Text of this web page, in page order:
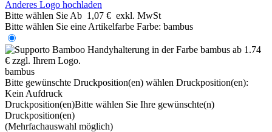
Anderes Logo hochladen
Bitte wählen Sie Ab 1,07 € exkl. MwSt
Bitte wählen Sie eine Artikelfarbe Farbe: bambus
bambus
Bitte gewünschte Druckposition(en) wählen Druckposition(en):
Kein Aufdruck
Druckposition(en)Bitte wählen Sie Ihre gewünschte(n)
Druckposition(en)
(Mehrfachauswahl möglich)